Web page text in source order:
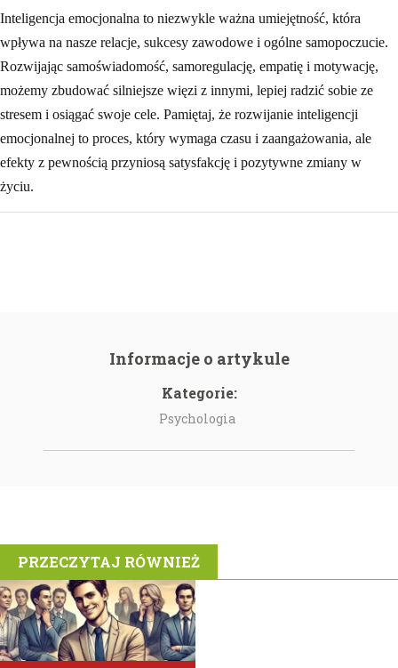
Inteligencja emocjonalna to niezwykle ważna umiejętność, która
wpływa na nasze relacje, sukcesy zawodowe i ogólne samopoczucie.
Rozwijając samoświadomość, samoregulację, empatię i motywację,
możemy zbudować silniejsze więzi z innymi, lepiej radzić sobie ze
stresem i osiągać swoje cele. Pamiętaj, że rozwijanie inteligencji
emocjonalnej to proces, który wymaga czasu i zaangażowania, ale
efekty z pewnością przyniosą satysfakcję i pozytywne zmiany w
życiu.
Informacje o artykule
Kategorie:
Psychologia
PRZECZYTAJ RÓWNIEŻ